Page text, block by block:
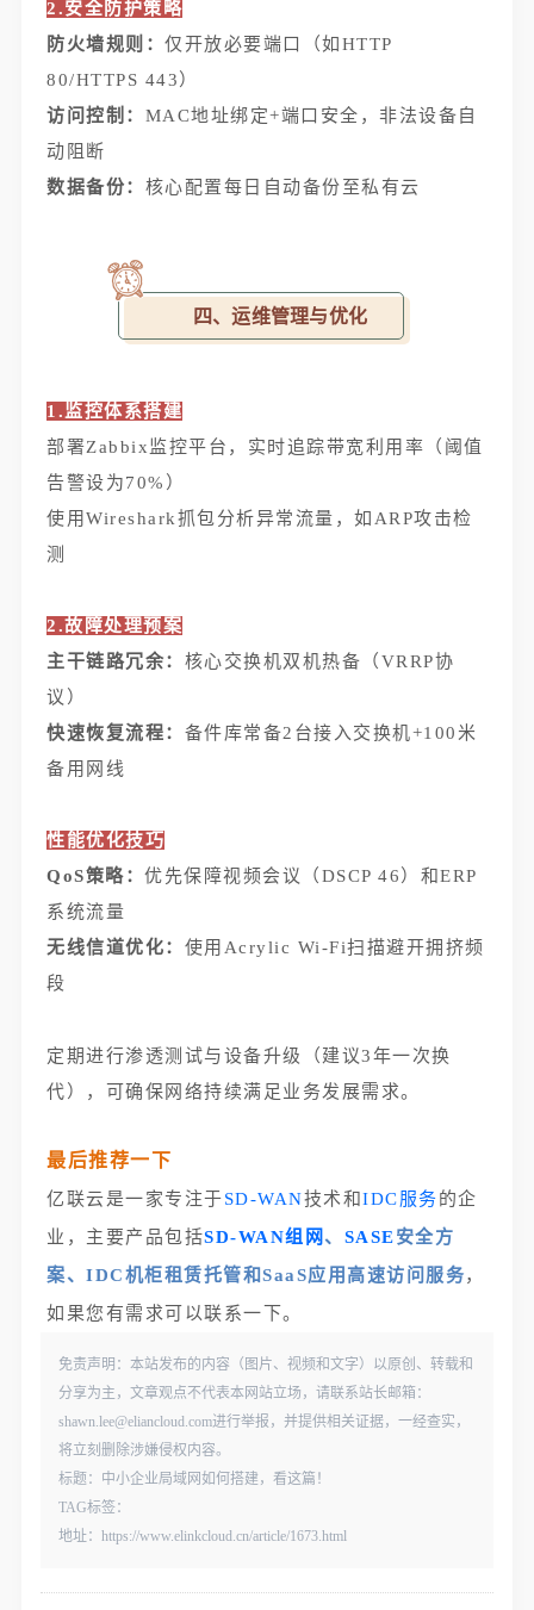
2.安全防护策略
防火墙规则：仅开放必要端口（如HTTP
80/HTTPS 443）
访问控制： MAC地址绑定+端口安全，非法设备自
动阻断
数据备份： 核心配置每日自动备份至私有云
四、运维管理与优化
1.监控体系搭建
部署Zabbix监控平台，实时追踪带宽利用率（阈值
告警设为70%）
使用Wireshark抓包分析异常流量，如ARP攻击检
测
2.故障处理预案
主干链路冗余： 核心交换机双机热备（VRRP协
议）
快速恢复流程： 备件库常备2台接入交换机+100米
备用网线
性能优化技巧
QoS策略：优先保障视频会议（DSCP 46）和ERP
系统流量
无线信道优化： 使用Acrylic Wi-Fi扫描避开拥挤频
段
定期进行渗透测试与设备升级（建议3年一次换
代），可确保网络持续满足业务发展需求。
最后推荐一下
亿联云是一家专注于SD-WAN技术和IDC服务的企
业，主要产品包括SD-WAN组网、 SASE安全方
案、IDC机柜租赁托管和SaaS应用高速访问服务，
如果您有需求可以联系一下。
免责声明：本站发布的内容（图片、视频和文字）以原创、转载和
分享为主，文章观点不代表本网站立场，请联系站长邮箱：
shawn.lee@eliancloud.com进行举报，并提供相关证据，一经查实，
将立刻删除涉嫌侵权内容。
标题：中小企业局域网如何搭建，看这篇！
TAG标签：
地址：https://www.elinkcloud.cn/article/1673.html